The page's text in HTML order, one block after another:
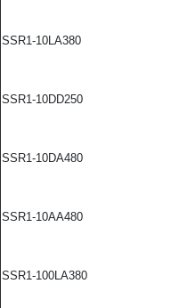
SSR1-10LA380
SSR1-10DD250
SSR1-10DA480
SSR1-10AA480
SSR1-100LA380